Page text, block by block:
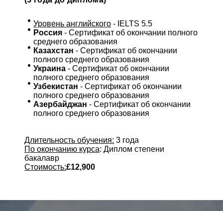
Уровень английского - IELTS 5.5
Россия - Сертификат об окончании полного
среднего образования
Казахстан - Сертификат об окончании
полного среднего образования
Украина - Сертификат об окончании
полного среднего образования
Узбекистан - Сертификат об окончании
полного среднего образования
Азербайджан - Сертификат об окончании
полного среднего образования
Длительность обучения: 3 года
По окончанию курса: Диплом степени
бакалавр
Стоимость:£12,900